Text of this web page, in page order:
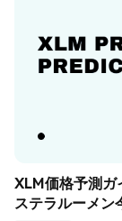
XLM価格予測ガ
ステラルーメン